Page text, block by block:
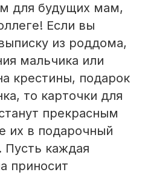
для будущих мам,
Если вы
из роддома,
мальчика или
крестины, подарок
то карточки для
прекрасным
их в подарочный
каждая
приносит